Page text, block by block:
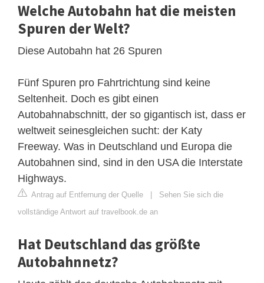
Welche Autobahn hat die meisten
Spuren der Welt?
Diese Autobahn hat 26 Spuren
Fünf Spuren pro Fahrtrichtung sind keine
Seltenheit. Doch es gibt einen
Autobahnabschnitt, der so gigantisch ist, dass er
weltweit seinesgleichen sucht: der Katy
Freeway. Was in Deutschland und Europa die
Autobahnen sind, sind in den USA die Interstate
Highways.
Antrag auf Entfernung der Quelle | Sehen Sie sich die
vollständige Antwort auf travelbook.de an
Hat Deutschland das größte
Autobahnnetz?